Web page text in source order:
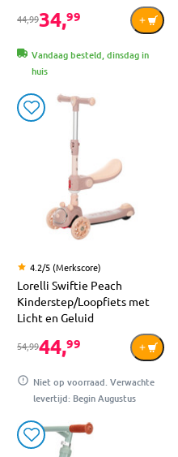
44,9934,99
Vandaag besteld, dinsdag in
huis
4.2/5 (Merkscore)
Lorelli Swiftie Peach
Kinderstep/Loopfiets met
Licht en Geluid
54,9944,99
Niet op voorraad. Verwachte
levertijd: Begin Augustus